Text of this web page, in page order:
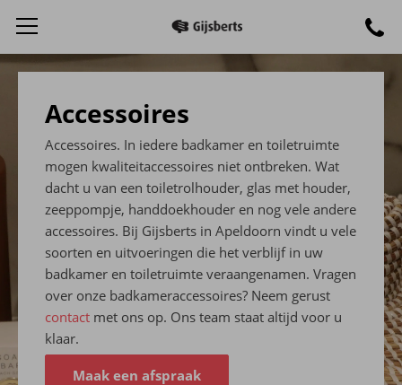
Accessoires
Accessoires. In iedere badkamer en toiletruimte
mogen kwaliteitaccessoires niet ontbreken. Wat
dacht u van een toiletrolhouder, glas met houder,
zeeppompje, handdoekhouder en nog vele andere
accessoires. Bij Gijsberts in Apeldoorn vindt u vele
soorten en uitvoeringen die het verblijf in uw
badkamer en toiletruimte veraangenamen. Vragen
over onze badkameraccessoires? Neem gerust
contact met ons op. Ons team staat altijd voor u
klaar.
Maak een afspraak